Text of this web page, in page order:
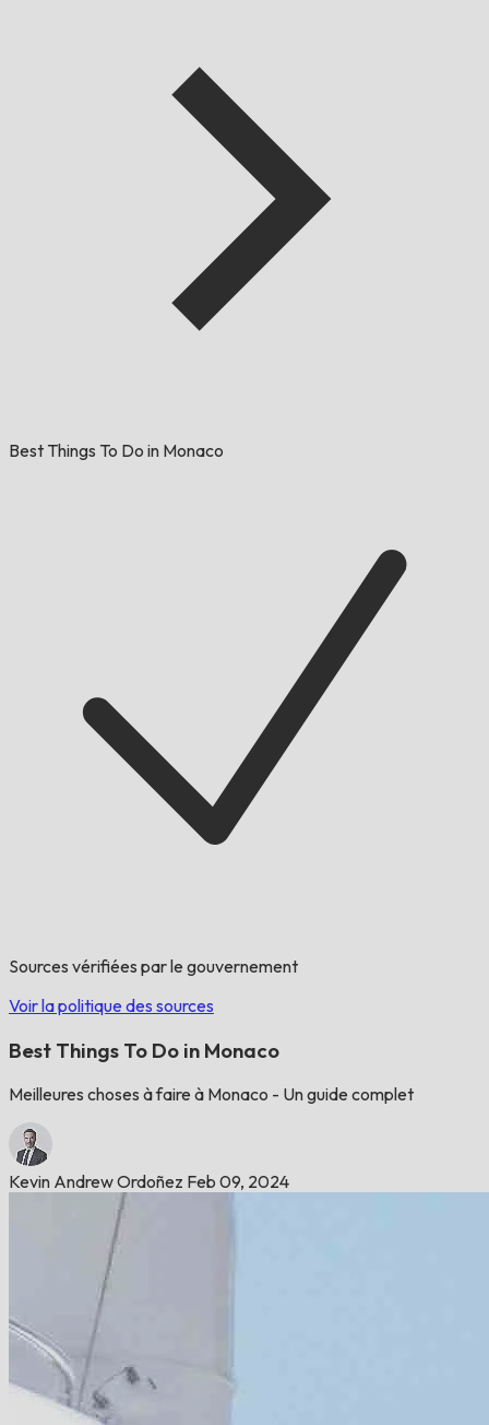
Best Things To Do in Monaco
Sources vérifiées par le gouvernement
Voir la politique des sources
Best Things To Do in Monaco
Meilleures choses à faire à Monaco - Un guide complet
Kevin Andrew Ordoñez Feb 09, 2024